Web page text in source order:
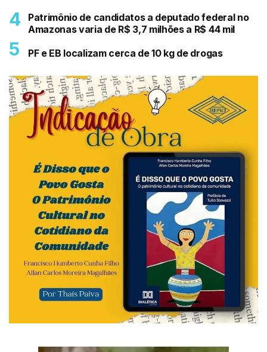
Patrimônio de candidatos a deputado federal no
Amazonas varia de R$ 3,7 milhões a R$ 44 mil
PF e EB localizam cerca de 10 kg de drogas